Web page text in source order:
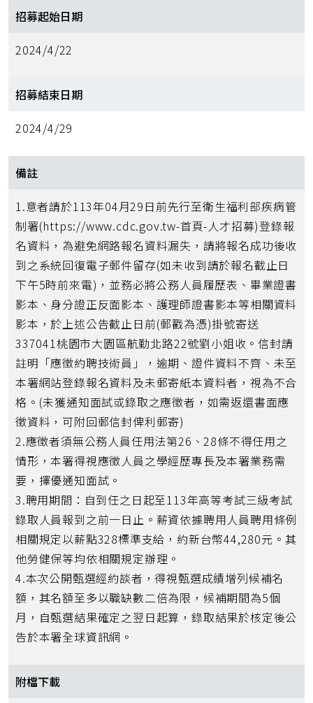
招募起始日期
2024/4/22
招募結束日期
2024/4/29
備註
1.意者請於113年04月29日前先行至衛生福利部疾病管
制署(https://www.cdc.gov.tw-首頁-人才招募)登錄報
名資料，為避免網路報名資料漏失，請將報名成功後收
到之系統回復電子郵件留存(如未收到請於報名截止日
下午5時前來電)，並務必將公務人員履歷表、畢業證書
影本、身分證正反面影本、護理師證書影本等相關資料
影本，於上述公告截止日前(郵戳為憑)掛號寄送
337041桃園市大園區航勤北路22號劉小姐收。信封請
註明「應徵約聘技術員」，逾期、證件資料不齊、未至
本署網站登錄報名資料及未郵寄紙本資料者，視為不合
格。(未獲通知面試或錄取之應徵者，如需返還書面應
徵資料，可附回郵信封俾利郵寄)
2.應徵者須無公務人員任用法第26、28條不得任用之
情形，本署得視應徵人員之學經歷專長及本署業務需
要，擇優通知面試。
3.聘用期間：自到任之日起至113年高等考試三級考試
錄取人員報到之前一日止。薪資依據聘用人員聘用條例
相關規定以薪點328標準支給，約新台幣44,280元。其
他勞健保等均依相關規定辦理。
4.本次公開甄選經約談者，得視甄選成績增列候補名
額，其名額至多以職缺數二倍為限，候補期間為5個
月，自甄選結果確定之翌日起算，錄取結果於核定後公
告於本署全球資訊網。
附檔下載